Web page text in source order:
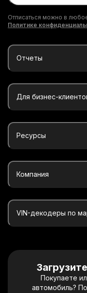
Отписаться можно в
Политике
Отчеты
Для бизнес-
Ресурсы
Компания
VIN-декодеры по
Покупаете
автомобиль?